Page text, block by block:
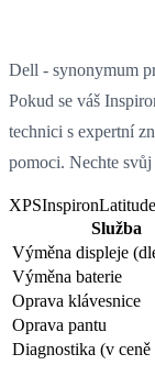
Dell - synonymum
Pokud se váš
technici s expertní
pomoci. Nechte
XPSInspironLatitude
Služba
Výměna displeje
Výměna baterie
Oprava klávesnice
Oprava pantu
Diagnostika (v